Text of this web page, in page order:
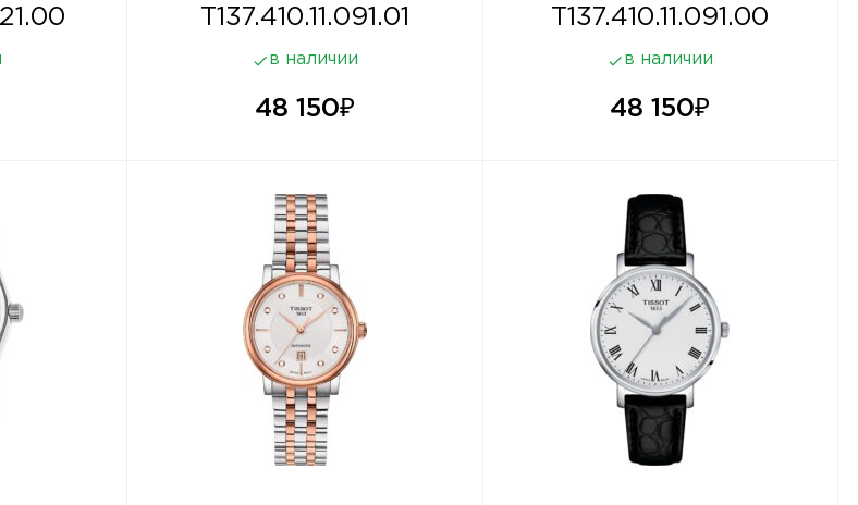
T137.410.11.091.01
в наличии
48 150₽
T137.410.11.091.00
в наличии
48 150₽